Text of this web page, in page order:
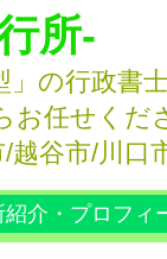
所-
」の行政書
お任せくだ
越谷市/川口
紹介・プロフィ